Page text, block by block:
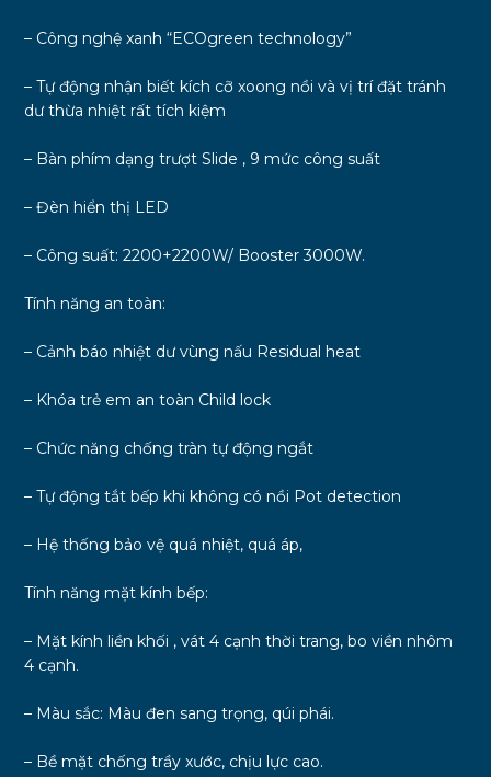
– Công nghệ xanh “ECOgreen technology”
– Tự động nhận biết kích cỡ xoong nồi và vị trí đặt tránh
dư thừa nhiệt rất tích kiệm
– Bàn phím dạng trượt Slide , 9 mức công suất
– Đèn hiển thị LED
– Công suất: 2200+2200W/ Booster 3000W.
Tính năng an toàn:
– Cảnh báo nhiệt dư vùng nấu Residual heat
– Khóa trẻ em an toàn Child lock
– Chức năng chống tràn tự động ngắt
– Tự động tắt bếp khi không có nồi Pot detection
– Hệ thống bảo vệ quá nhiệt, quá áp,
Tính năng mặt kính bếp:
– Mặt kính liền khối , vát 4 cạnh thời trang, bo viền nhôm
4 cạnh.
– Màu sắc: Màu đen sang trọng, qúi phái.
– Bề mặt chống trầy xước, chịu lực cao.